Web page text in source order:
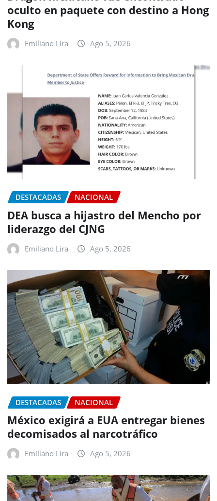
oculto en paquete con destino a Hong
Kong
Emiliano Lira Ago 5, 2026
DESTACADAS NACIONAL
DEA busca a hijastro del Mencho por
liderazgo del CJNG
Emiliano Lira Ago 5, 2026
DESTACADAS NACIONAL
México exigirá a EUA entregar bienes
decomisados al narcotráfico
Emiliano Lira Ago 5, 2026